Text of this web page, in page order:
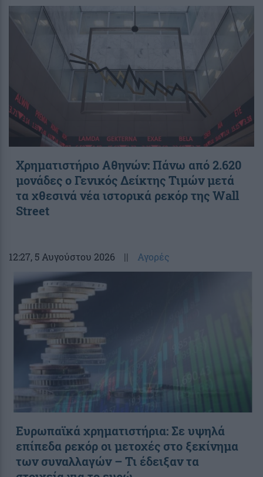
Χρηματιστήριο Αθηνών: Πάνω από 2.620
μονάδες ο Γενικός Δείκτης Τιμών μετά
τα χθεσινά νέα ιστορικά ρεκόρ της Wall
Street
12:27, 5 Αυγούστου 2026 || Αγορές
Ευρωπαϊκά χρηματιστήρια: Σε υψηλά
επίπεδα ρεκόρ οι μετοχές στο ξεκίνημα
των συναλλαγών – Τι έδειξαν τα